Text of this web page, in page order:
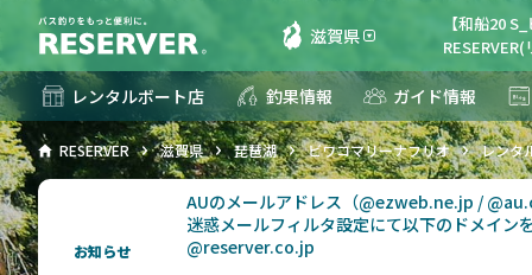
滋賀県
【和船20
レンタルボート店 釣果情報 ガイド情報
RESERVER 滋賀県 琵琶湖 ビワコマリーナフリオ レンタ
お知らせ
AUのメールアドレス（@ezweb.ne.jp /
迷惑メールフィルタ設定にて以下のドメイン
@reserver.co.jp